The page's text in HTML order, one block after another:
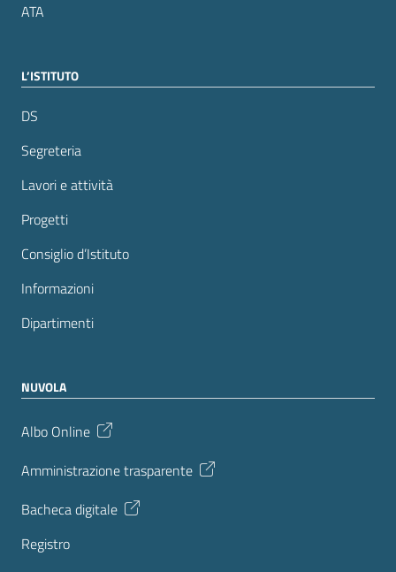
ATA
L’ISTITUTO
DS
Segreteria
Lavori e attività
Progetti
Consiglio d’Istituto
Informazioni
Dipartimenti
NUVOLA
Albo Online
Amministrazione trasparente
Bacheca digitale
Registro